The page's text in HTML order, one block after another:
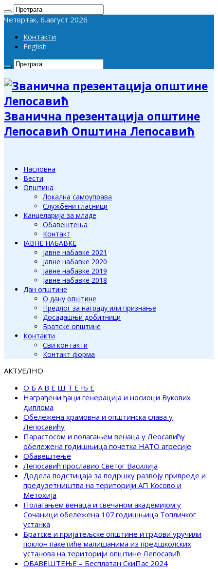
Четвртак, 6.август 2026
Контакти
English
Званична презентација општине
Лепосавић Општина Лепосавић
Насловна
Вести
Општина
Локална самоуправа
Службени гласници
Канцеларија за младе
Обавештења
Контакт
ЈАВНЕ НАБАВКЕ
Јавне набавке 2021
Јавне набавке 2020
Јавне набавке 2019
Јавне набавке 2018
Дан општине
О дану општине
Предлог за награду или признање
Досадашњи добитници
Братске општине
Контакти
Сви контакти
Контакт форма
АКТУЕЛНО
О Б А В Е Ш Т Е Њ Е
Награђени ђаци генерација и носиоци Вукових
диплома
Обележена храмовна и општинска слава у
Лепосавићу
Парастосом и полагањем венаца у Леосавићу
обележена годишњица почетка НАТО агресије
Обавештење
Лепосавић прославио Светог Василија
Додела подстицаја за подршку развоју привреде и
предузетништва на територији АП Косово и
Метохија
Полагањем венаца и свечаном академијом у
Сочаници обележена 107.годишњица Топличког
устанка
Братске и пријатељске општине и грдови уручили
поклон пакетиће малишанима из предшколских
установа на територији општине Лепосавић
ОБАВЕШТЕЊЕ – Бесплатан СкиПас 2024